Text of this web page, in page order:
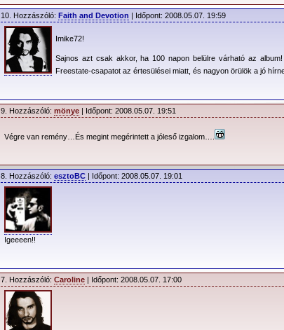
10. Hozzászóló: Faith and Devotion | Időpont: 2008.05.07. 19:59
Imike72!
Sajnos azt csak akkor, ha 100 napon belülre várható az album!
Freestate-csapatot az értesülései miatt, és nagyon örülök a jó
9. Hozzászóló: mönye | Időpont: 2008.05.07. 19:51
Végre van remény…És megint megérintett a jóleső izgalom….
8. Hozzászóló: esztoBC | Időpont: 2008.05.07. 19:01
Igeeeen!!
7. Hozzászóló: Caroline | Időpont: 2008.05.07. 17:00